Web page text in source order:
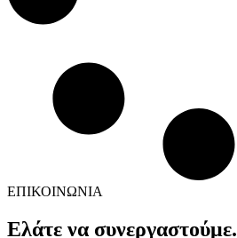
ΕΠΙΚΟΙΝΩΝΙΑ
Ελάτε να συνεργαστούμε.